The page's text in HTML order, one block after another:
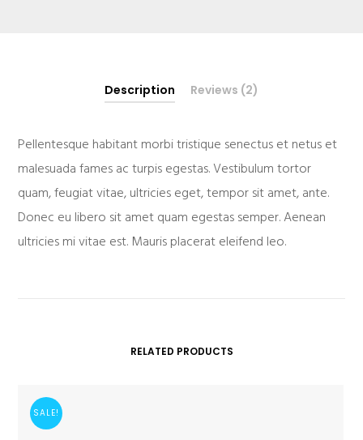
Description Reviews (2)
Pellentesque habitant morbi tristique senectus et netus et
malesuada fames ac turpis egestas. Vestibulum tortor
quam, feugiat vitae, ultricies eget, tempor sit amet, ante.
Donec eu libero sit amet quam egestas semper. Aenean
ultricies mi vitae est. Mauris placerat eleifend leo.
RELATED PRODUCTS
SALE!